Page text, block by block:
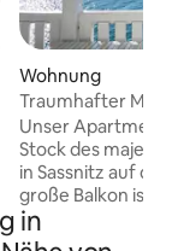
Bewertung:
Wohnung
Traumhafter
Fürstenhof App
Unser Apartment
Stock des
in Sassnitz auf
große Balkon ist
ausgerichtet und
einen
in